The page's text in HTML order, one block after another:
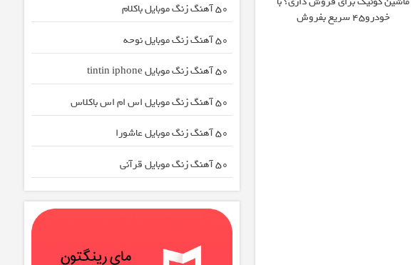
خودرو45 سریع بفروش
50 آهنگ زنگ موبایل باکلام
50 آهنگ زنگ موبایل نوحه
50 آهنگ زنگ موبایل tintin iphone
50 آهنگ زنگ موبایل اس ام اس باکلاس
50 آهنگ زنگ موبایل عاشورا
50 آهنگ زنگ موبایل قرآنی